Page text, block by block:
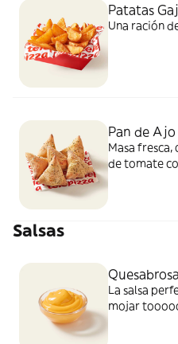
Patatas
Una ración
Pan de Ajo
Masa
de tomate
Salsas
Quesabrosa
La salsa
mojar